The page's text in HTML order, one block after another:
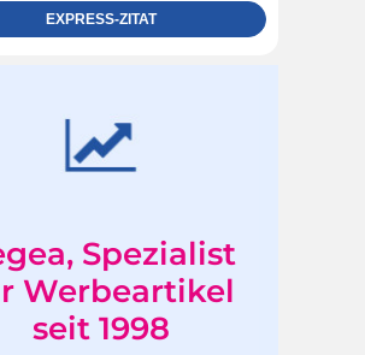
EXPRESS-ZITAT
Spezialist
Werbeartikel
seit 1998